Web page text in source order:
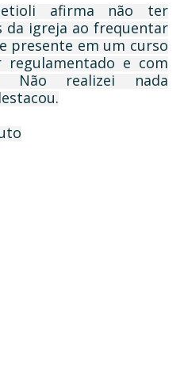
afirma não ter
da igreja ao frequentar
presente em um curso
e com
Não realizei nada